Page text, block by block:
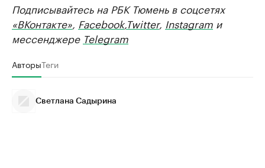
Подписывайтесь на РБК Тюмень в соцсетях
«ВКонтакте» Facebook,Twitter, Instagram и
мессенджере Telegram
АвторыТеги
Светлана Садырина